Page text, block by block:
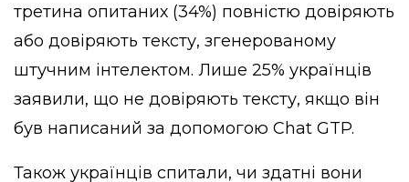
третина опитаних (34%) повністю довіряють
або довіряють тексту, згенерованому
штучним інтелектом. Лише 25% українців
заявили, що не довіряють тексту, якщо він
був написаний за допомогою Chat GTP.
Також українців спитали, чи здатні вони